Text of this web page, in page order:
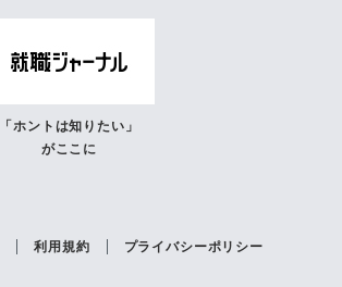
「ホントは知りたい」
がここに
利用規約 プライバシーポリシー